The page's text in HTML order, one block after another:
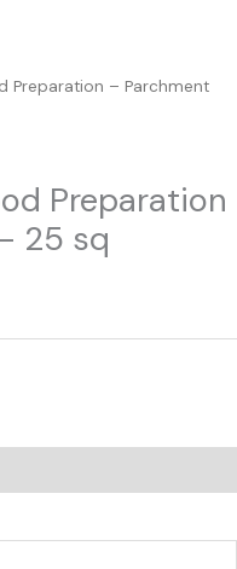
Preparation – Parchment
Preparation
25 sq